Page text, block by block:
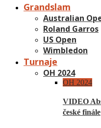
Grandslam
Australian
Roland Garros
US Open
Wimbledon
Turnaje
OH 2024
OH 2024
VIDEO
české finále